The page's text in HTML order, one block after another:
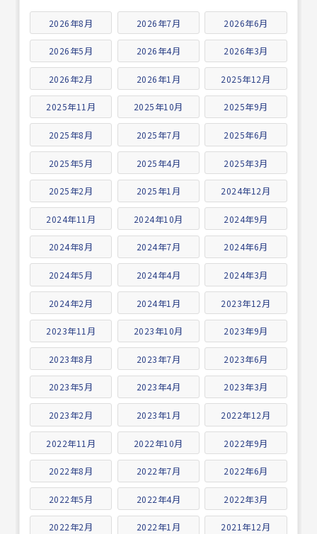
2026年8月 2026年7月 2026年6月
2026年5月 2026年4月 2026年3月
2026年2月 2026年1月 2025年12月
2025年11月 2025年10月 2025年9月
2025年8月 2025年7月 2025年6月
2025年5月 2025年4月 2025年3月
2025年2月 2025年1月 2024年12月
2024年11月 2024年10月 2024年9月
2024年8月 2024年7月 2024年6月
2024年5月 2024年4月 2024年3月
2024年2月 2024年1月 2023年12月
2023年11月 2023年10月 2023年9月
2023年8月 2023年7月 2023年6月
2023年5月 2023年4月 2023年3月
2023年2月 2023年1月 2022年12月
2022年11月 2022年10月 2022年9月
2022年8月 2022年7月 2022年6月
2022年5月 2022年4月 2022年3月
2022年2月 2022年1月 2021年12月